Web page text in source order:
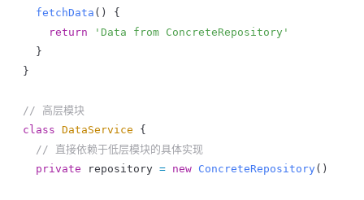
  fetchData
() {
    return
'Data from ConcreteRepository'
  }
}
// 高层模块
class DataService {
  // 直接依赖于低层模块的具体实现
  private
repository = new ConcreteRepository()